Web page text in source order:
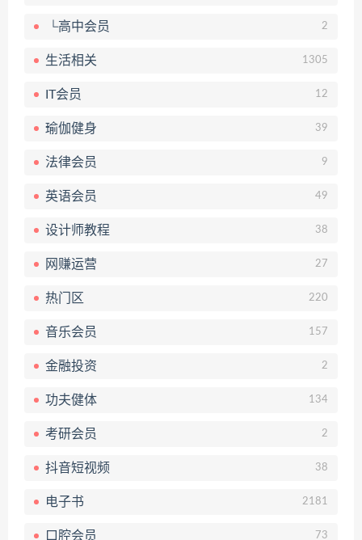
└高中会员 2
生活相关 1305
IT会员 12
瑜伽健身 39
法律会员 9
英语会员 49
设计师教程 38
网赚运营 27
热门区 220
音乐会员 157
金融投资 2
功夫健体 134
考研会员 2
抖音短视频 38
电子书 2181
口腔会员 73